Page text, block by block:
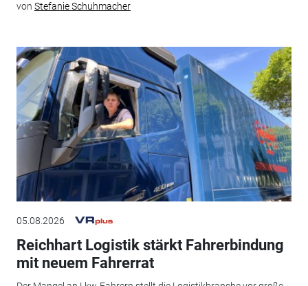
von Stefanie Schuhmacher
05.08.2026
Reichhart Logistik stärkt Fahrerbindung
mit neuem Fahrerrat